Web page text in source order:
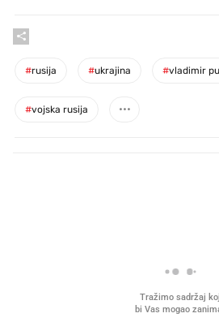
#rusija #ukrajina #vladimir
#vojska rusija